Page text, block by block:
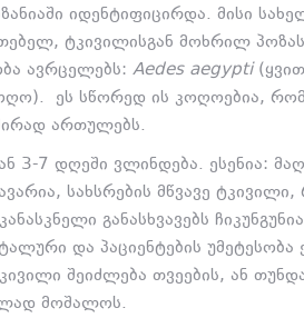
იდენტიფიცირდა. მისი
ტკივილისგან მოხრილ
ავრცელებს: Aedes aegypti
ეს სწორედ ის კოღოებია,
ართულებს.
3-7 დღეში ვლინდება. ესენია:
სახსრების მწვავე
განასხვავებს
და პაციენტების
შეიძლება თვეების, ან
მოშალოს.